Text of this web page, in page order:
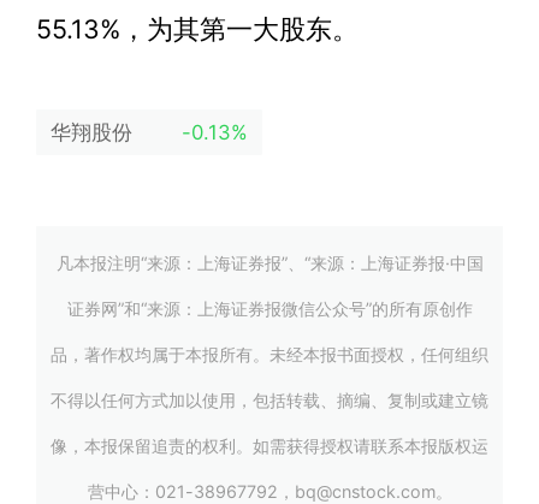
55.13%，为其第一大股东。
华翔股份 -0.13%
凡本报注明“来源：上海证券报”、“来源：上海证券报·中国
证券网”和“来源：上海证券报微信公众号”的所有原创作
品，著作权均属于本报所有。未经本报书面授权，任何组织
不得以任何方式加以使用，包括转载、摘编、复制或建立镜
像，本报保留追责的权利。如需获得授权请联系本报版权运
营中心：021-38967792，bq@cnstock.com。